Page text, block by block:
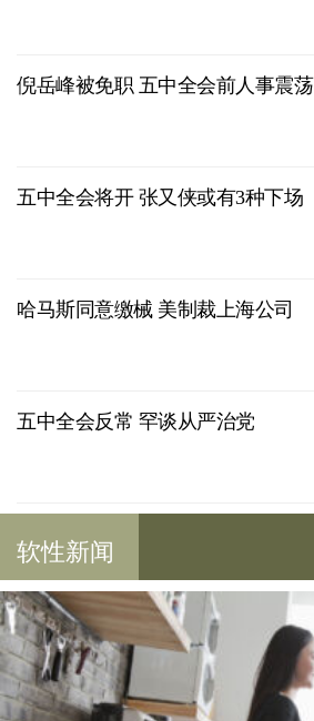
倪岳峰被免职 五中全会前人事震荡
五中全会将开 张又侠或有3种下场
哈马斯同意缴械 美制裁上海公司
五中全会反常 罕谈从严治党
软性新闻